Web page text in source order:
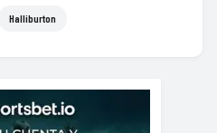
Halliburton